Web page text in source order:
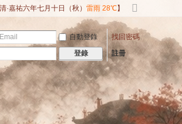
清·嘉祐六年七月十日（秋） 雷雨 28℃】
切
換
到
寬
版
自動登錄
找回密碼
登錄 註冊